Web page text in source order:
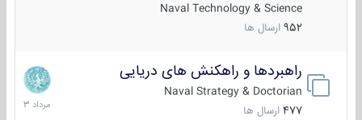
Naval Technology & Science
952 ارسال ها
راهبردها و راهکنش های دریایی
Naval Strategy & Doctorian
477 ارسال ها
2
مرداد
1403